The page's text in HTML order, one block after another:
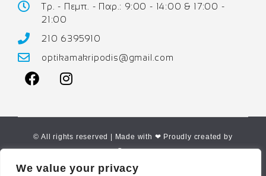
We value your privacy
Τρ. - Πεμπ. - Παρ.: 9:00 - 14:00 & 17:00 -
21:00
210 6395910
optikamakripodis@gmail.com
© All rights reserved | Made with ❤ Proudly created by
Corne.gr